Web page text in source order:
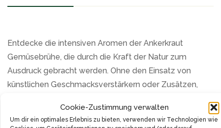
Cookie-Zustimmung verwalten
Um dir ein optimales Erlebnis zu bieten, verwenden wir Technologien wie
Entdecke die intensiven Aromen der Ankerkraut
Gemüsebrühe, die durch die Kraft der Natur zum
Ausdruck gebracht werden. Ohne den Einsatz von
künstlichen Geschmacksverstärkern oder Zusätzen,
würzigen Geschmack. Überzeuge dich selbst von ihrer
reinen Harmonie.